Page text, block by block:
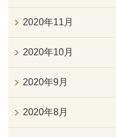
2020年11月
2020年10月
2020年9月
2020年8月